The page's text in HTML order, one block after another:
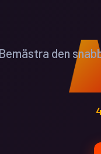
Bemästra den